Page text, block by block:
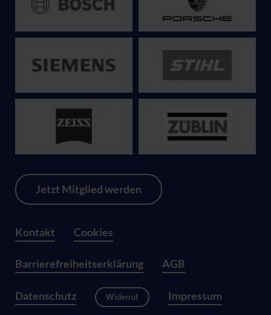
Jetzt Mitglied werden
Kontakt Cookies
Barrierefreiheitserklärung AGB
Datenschutz Widerruf Impressum